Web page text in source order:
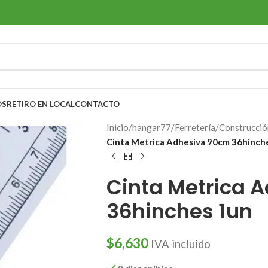
RETIRO EN LOCALCONTACTO
Inicio/hangar77/Ferretería/
Cinta Metrica Adhesiva 90cm
Cinta Metrica
36hinches 1un
$6,630 IVA incluido